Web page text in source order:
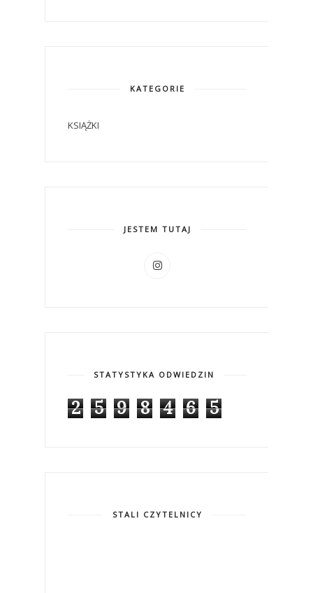
KATEGORIE
KSIĄŻKI
JESTEM TUTAJ
STATYSTYKA ODWIEDZIN
2 5 9 8 4 6 5
STALI CZYTELNICY